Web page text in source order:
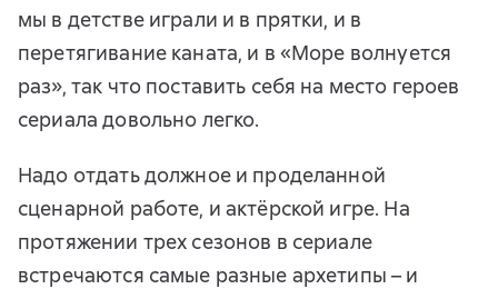
мы в детстве играли и в прятки, и в
перетягивание каната, и в «Море волнуется
раз», так что поставить себя на место героев
сериала довольно легко.
Надо отдать должное и проделанной
сценарной работе, и актёрской игре. На
протяжении трех сезонов в сериале
встречаются самые разные архетипы – и